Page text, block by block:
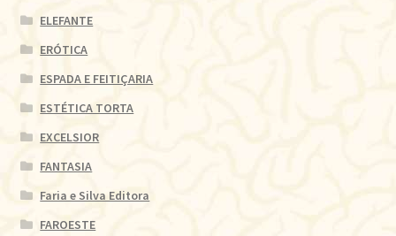
ELEFANTE
ERÓTICA
ESPADA E FEITIÇARIA
ESTÉTICA TORTA
EXCELSIOR
FANTASIA
Faria e Silva Editora
FAROESTE